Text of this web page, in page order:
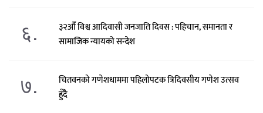
६.
३२औँ विश्व आदिवासी जनजाति दिवस : पहिचान, समानता र
सामाजिक न्यायको सन्देश
७.
चितवनको गणेशधाममा पहिलोपटक त्रिदिवसीय गणेश उत्सव
हुँदै